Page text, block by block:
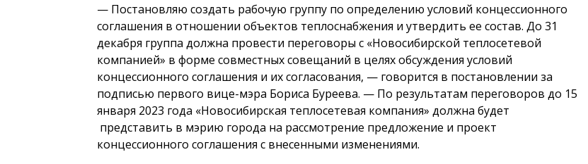
— Постановляю создать рабочую группу по определению условий концессионного
соглашения в отношении объектов теплоснабжения и утвердить ее состав. До 31
декабря группа должна провести переговоры с «Новосибирской теплосетевой
компанией» в форме совместных совещаний в целях обсуждения условий
концессионного соглашения и их согласования, — говорится в постановлении за
подписью первого вице-мэра Бориса Буреева. — По результатам переговоров до 15
января 2023 года «Новосибирская теплосетевая компания» должна будет
представить в мэрию города на рассмотрение предложение и проект
концессионного соглашения с внесенными изменениями.